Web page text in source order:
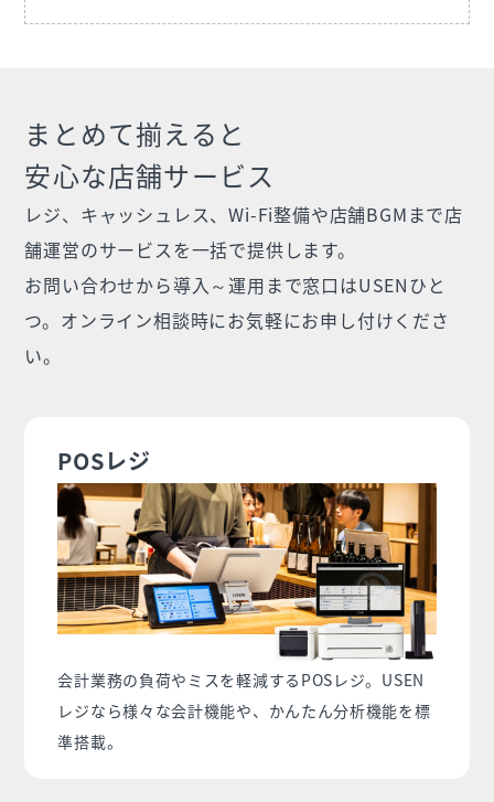
まとめて揃えると
安心な店舗サービス
レジ、キャッシュレス、Wi-Fi整備や店舗BGMまで店
舗運営のサービスを一括で提供します。
お問い合わせから導入～運用まで窓口はUSENひと
つ。オンライン相談時にお気軽にお申し付けくださ
い。
POSレジ
会計業務の負荷やミスを軽減するPOSレジ。USEN
レジなら様々な会計機能や、かんたん分析機能を標
準搭載。